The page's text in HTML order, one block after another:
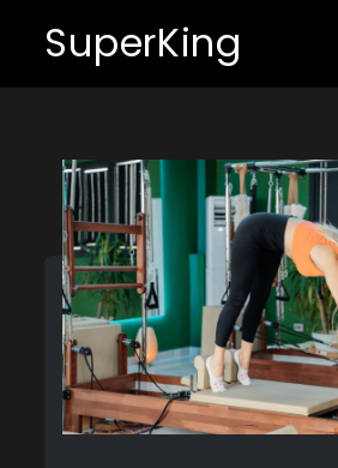
content
SuperKing